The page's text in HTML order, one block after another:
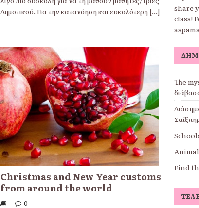
Δημοτικού. Για την κατανόηση και ευκολότερη [...]
Christmas and New Year customs
from around the world
0
share
class!
The
Animal
Find